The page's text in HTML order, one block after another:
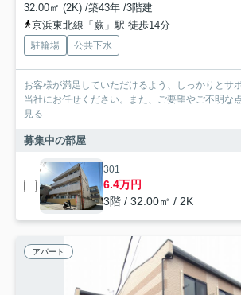
32.00㎡ (2K) /築43年 /3階建
京浜東北線「蕨」駅 徒歩14分
駐輪場 公共下水
お客様が満足していただけるよう、しっかりとサ
当社にお任せください。また、ご要望やご不明な
見る
募集中の部屋
301
6.4万円
3階 / 32.00㎡ / 2K
アパート